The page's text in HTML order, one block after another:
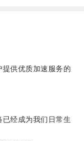
供优质加速服务的
经成为我们日常生